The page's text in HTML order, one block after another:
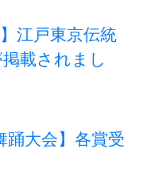
江戸東京伝統
載されまし
踊大会】各賞受